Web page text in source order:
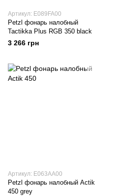
Артикул: E089FA00
Petzl фонарь налобный
Tactikka Plus RGB 350 black
3 266 грн
Артикул: E063AA00
Petzl фонарь налобный Actik
450 grey